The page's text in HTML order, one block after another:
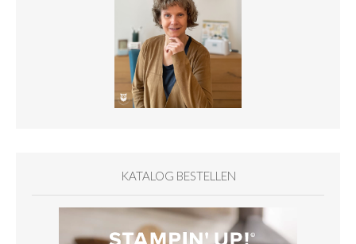
KATALOG BESTELLEN